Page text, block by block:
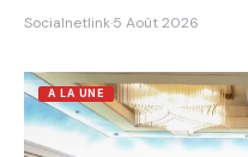
Socialnetlink·5 Août 2026
A LA UNE